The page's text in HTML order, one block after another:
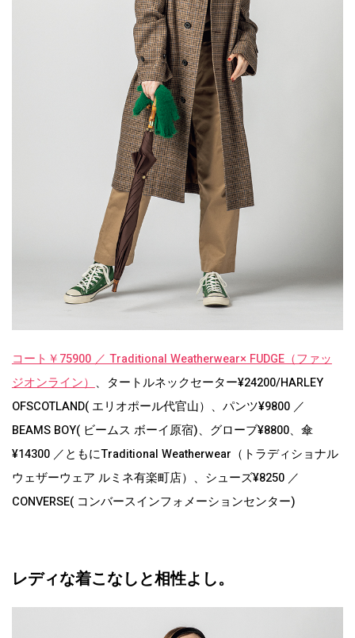
コート￥75900 ／ Traditional Weatherwear× FUDGE（ファッ
ジオンライン） 、タートルネックセーター¥24200/HARLEY
OFSCOTLAND( エリオポール代官山）、パンツ¥9800 ／
BEAMS BOY( ビームス ボーイ原宿)、グローブ¥8800、傘
¥14300 ／ともにTraditional Weatherwear（トラディショナル
ウェザーウェア ルミネ有楽町店）、シューズ¥8250 ／
CONVERSE( コンバースインフォメーションセンター)
レディな着こなしと相性よし。